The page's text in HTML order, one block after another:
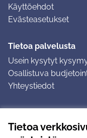
Tietoa
Käyttöehdot
Evästeasetukset
Tietoa palvelusta
Usein kysytyt
Osallistuva
Yhteystiedot
Ohjeet